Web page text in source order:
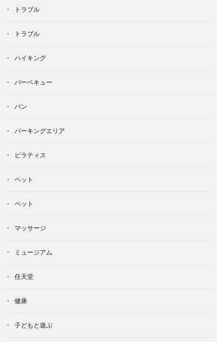
トラブル
トラブル
ハイキング
バーベキュー
パン
パーキングエリア
ピラティス
ペット
ペット
マッサージ
ミュージアム
任天堂
健康
子どもと遊ぶ